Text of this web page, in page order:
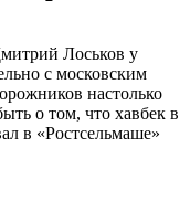
Лоськов у
с московским
настолько
о том, что хавбек в
в «Ростсельмаше»